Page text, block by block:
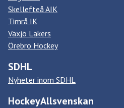
Skellefteå AIK
Timrå IK
Växjö Lakers
Örebro Hockey
SDHL
Nyheter inom SDHL
HockeyAllsvenskan